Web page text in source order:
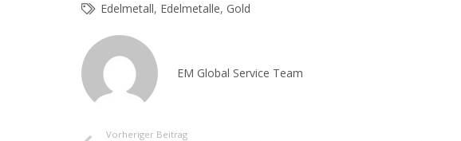
Edelmetall, Edelmetalle, Gold
EM Global Service Team
Vorheriger Beitrag